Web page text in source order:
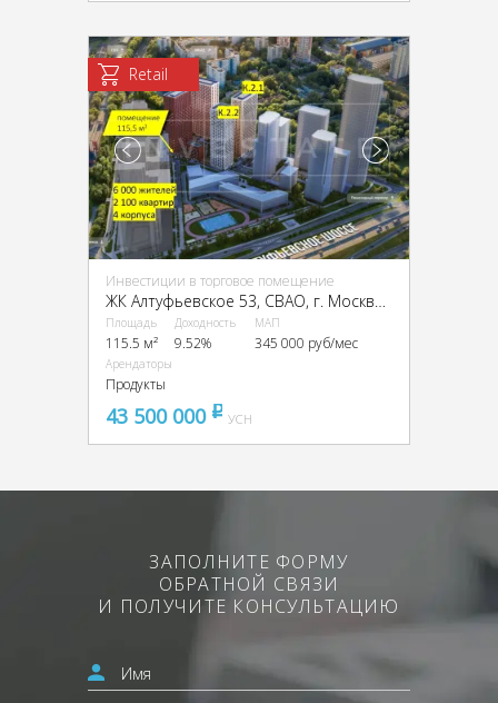
Retail
Инвестиции в торговое помещение
ЖК Алтуфьевское 53, CВАО, г. Москва, ЖК Алтуфьевское 53, к2.2
Площадь
115.5 м²
Доходность
9.52%
МАП
345 000 руб/мес
Арендаторы
Продукты
43 500 000 pуб
УСН
ЗАПОЛНИТЕ ФОРМУ
ОБРАТНОЙ СВЯЗИ
И ПОЛУЧИТЕ КОНСУЛЬТАЦИЮ